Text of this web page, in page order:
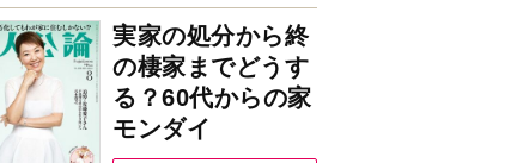
実家の処分から終
の棲家までどうす
る？60代からの家
モンダイ